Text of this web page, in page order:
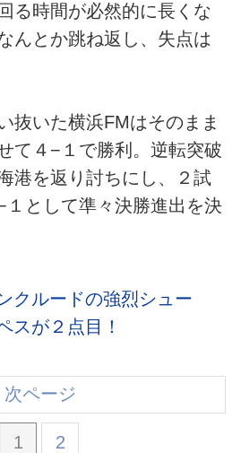
る時間が必然的に長くな
んとか跳ね返し、失点は
抜いた横浜FMはそのまま
て４−１で勝利。逆転突破
港を返り討ちにし、２試
として準々決勝進出を決
クルードの強烈シュー
スが２点目！
1 2
次ページ